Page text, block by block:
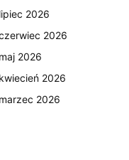
lipiec 2026
2026
maj 2026
kwiecień 2026
marzec 2026